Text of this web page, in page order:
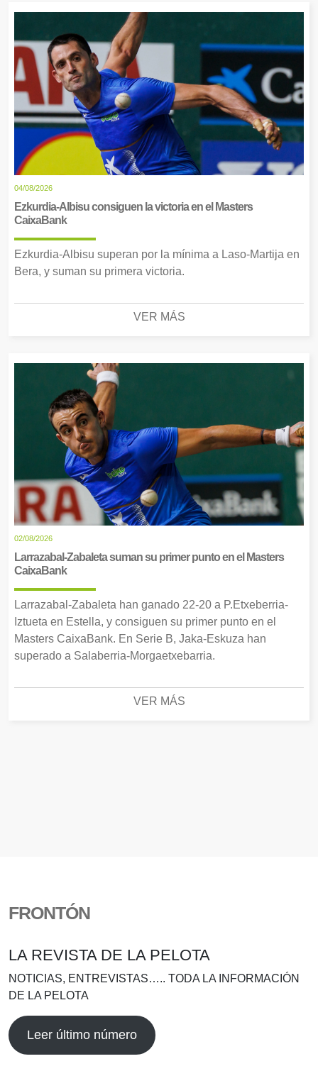
04/08/2026
Ezkurdia-Albisu consiguen la victoria en el Masters
CaixaBank
Ezkurdia-Albisu superan por la mínima a Laso-Martija en
Bera, y suman su primera victoria.
VER MÁS
02/08/2026
Larrazabal-Zabaleta suman su primer punto en el Masters
CaixaBank
Larrazabal-Zabaleta han ganado 22-20 a P.Etxeberria-
Iztueta en Estella, y consiguen su primer punto en el
Masters CaixaBank. En Serie B, Jaka-Eskuza han
superado a Salaberria-Morgaetxebarria.
VER MÁS
FRONTÓN
LA REVISTA DE LA PELOTA
NOTICIAS, ENTREVISTAS….. TODA LA INFORMACIÓN
DE LA PELOTA
Leer último número